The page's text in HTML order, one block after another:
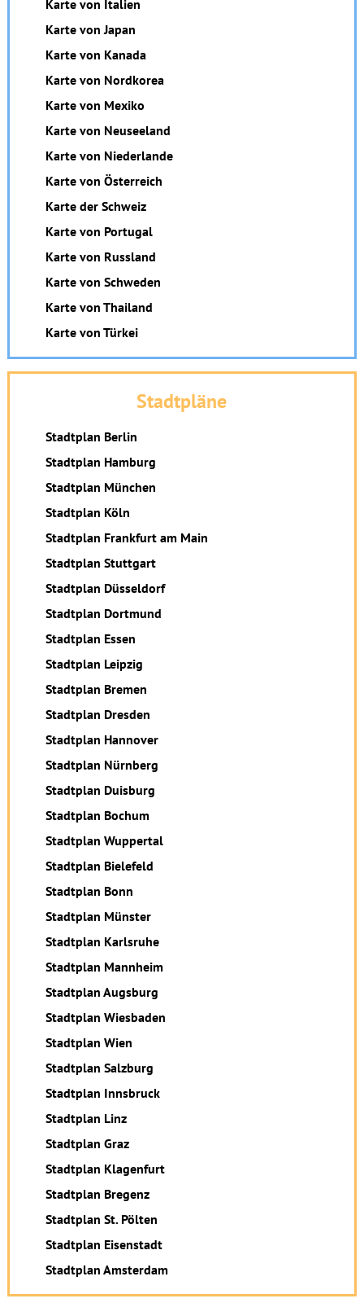
Karte von Italien
Karte von Japan
Karte von Kanada
Karte von Nordkorea
Karte von Mexiko
Karte von Neuseeland
Karte von Niederlande
Karte von Österreich
Karte der Schweiz
Karte von Portugal
Karte von Russland
Karte von Schweden
Karte von Thailand
Karte von Türkei
Stadtpläne
Stadtplan Berlin
Stadtplan Hamburg
Stadtplan München
Stadtplan Köln
Stadtplan Frankfurt am Main
Stadtplan Stuttgart
Stadtplan Düsseldorf
Stadtplan Dortmund
Stadtplan Essen
Stadtplan Leipzig
Stadtplan Bremen
Stadtplan Dresden
Stadtplan Hannover
Stadtplan Nürnberg
Stadtplan Duisburg
Stadtplan Bochum
Stadtplan Wuppertal
Stadtplan Bielefeld
Stadtplan Bonn
Stadtplan Münster
Stadtplan Karlsruhe
Stadtplan Mannheim
Stadtplan Augsburg
Stadtplan Wiesbaden
Stadtplan Wien
Stadtplan Salzburg
Stadtplan Innsbruck
Stadtplan Linz
Stadtplan Graz
Stadtplan Klagenfurt
Stadtplan Bregenz
Stadtplan St. Pölten
Stadtplan Eisenstadt
Stadtplan Amsterdam